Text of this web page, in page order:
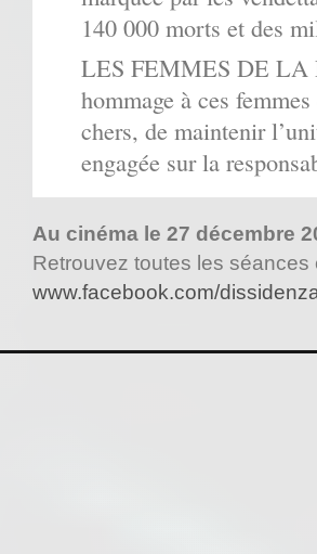
140 000 morts et des
LES FEMMES DE LA
hommage à ces
chers, de maintenir
engagée sur la
Au cinéma le 27 décembre
Retrouvez toutes les
www.facebook.com/